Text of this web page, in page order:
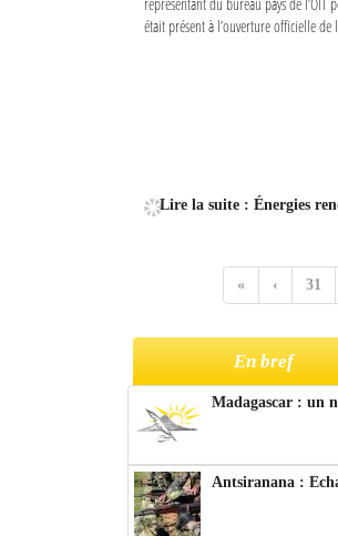
était présent à l’ouverture officielle de
Lire la suite : Énergies
« ‹ 31
En bref
Madagascar : un
Antsiranana :